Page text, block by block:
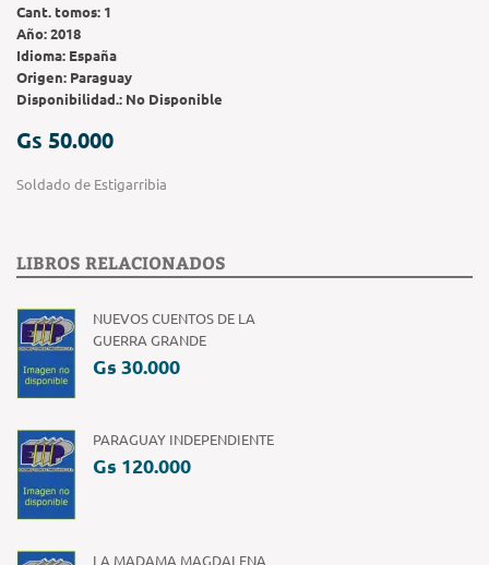
Cant. tomos: 1
Año:2018
Idioma: España
Origen: Paraguay
Disponibilidad.: No Disponible
Gs 50.000
Soldado de Estigarribia
LIBROS RELACIONADOS
NUEVOS CUENTOS DE LA
GUERRA GRANDE
Gs 30.000
PARAGUAY INDEPENDIENTE
Gs 120.000
LA MADAMA MAGDALENA